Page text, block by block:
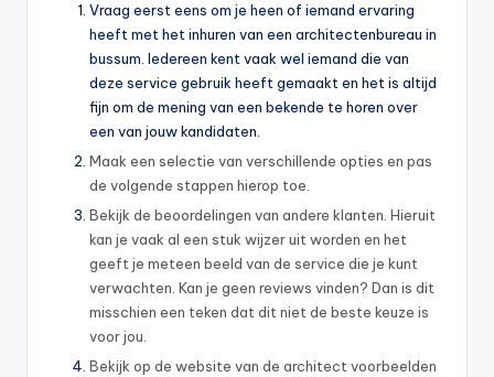
Vraag eerst eens om je heen of iemand ervaring
heeft met het inhuren van een architectenbureau in
bussum. Iedereen kent vaak wel iemand die van
deze service gebruik heeft gemaakt en het is altijd
fijn om de mening van een bekende te horen over
een van jouw kandidaten.
Maak een selectie van verschillende opties en pas
de volgende stappen hierop toe.
Bekijk de beoordelingen van andere klanten. Hieruit
kan je vaak al een stuk wijzer uit worden en het
geeft je meteen beeld van de service die je kunt
verwachten. Kan je geen reviews vinden? Dan is dit
misschien een teken dat dit niet de beste keuze is
voor jou.
Bekijk op de website van de architect voorbeelden